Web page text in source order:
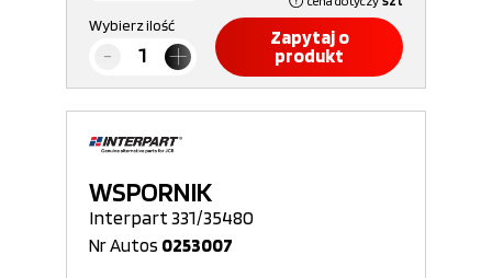
Wybierz ilość
Zapytaj o
produkt
WSPORNIK
Interpart 331/35480
Nr Autos 0253007